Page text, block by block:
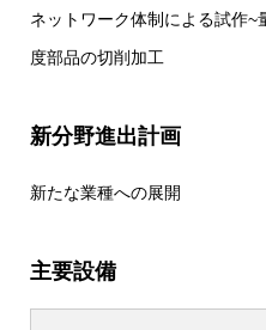
ネットワーク体制による試作
度部品の切削加工
新分野進出計画
新たな業種への展開
主要設備